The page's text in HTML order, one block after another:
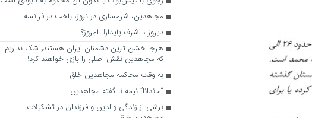
مجاهدین، شرم‎ساری در نروژ، باخت در فرانسه
ديروز ، اشرف پايدار!…امروز؟
هرجا خشن ترین دشمنان ایران هستند٬ شک نداریم
که مجاهدین نقش اصلی را بازی خواهند کرد!
به وقت محاکمه مجاهدین خلق
“ماندانا” نیمه نا گفته مجاهدین
برشی از زندگی والدین و فرزندان در تشکیلات